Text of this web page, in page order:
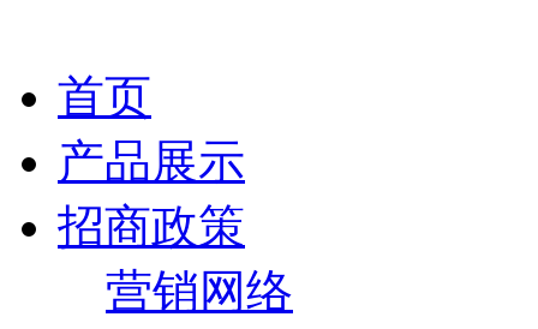
首页
产品展示
招商政策
营销网络